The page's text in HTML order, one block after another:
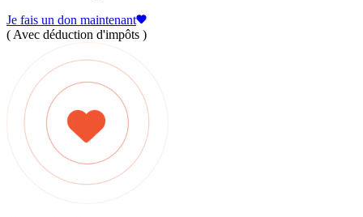
Je fais un don maintenant
( Avec déduction d'impôts )